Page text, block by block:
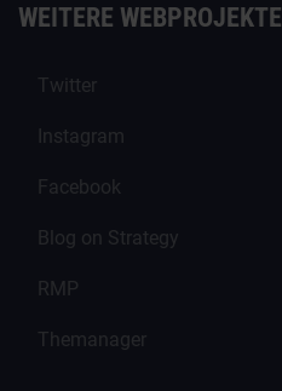
WEITERE WEBPROJEKTE
Twitter
Instagram
Facebook
Blog on Strategy
RMP
Themanager